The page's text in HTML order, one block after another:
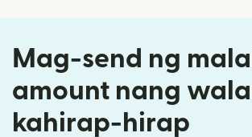
Mag-send ng
amount nang
kahirap-hirap